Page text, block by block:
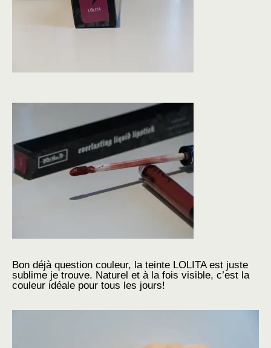
Bon déjà question couleur, la teinte LOLITA est juste
sublime je trouve. Naturel et à la fois visible, c’est la
couleur idéale pour tous les jours!